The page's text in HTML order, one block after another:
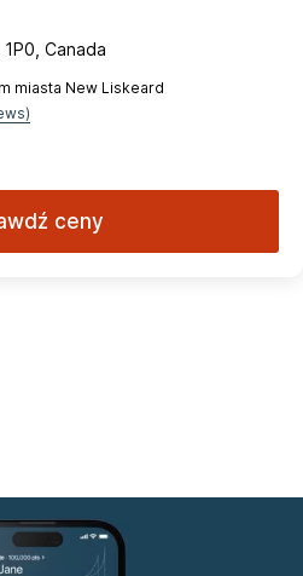
Canada
miasta New Liskeard
ceny